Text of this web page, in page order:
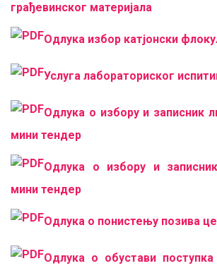
грађевинског материјала
Одлука избор катјонски
Услуга лабораториског
Одлука о избору и записник
мини тендер
Одлука о избору и
мини тендер
Одлука о понистењу позива
Одлука о обустави поступка